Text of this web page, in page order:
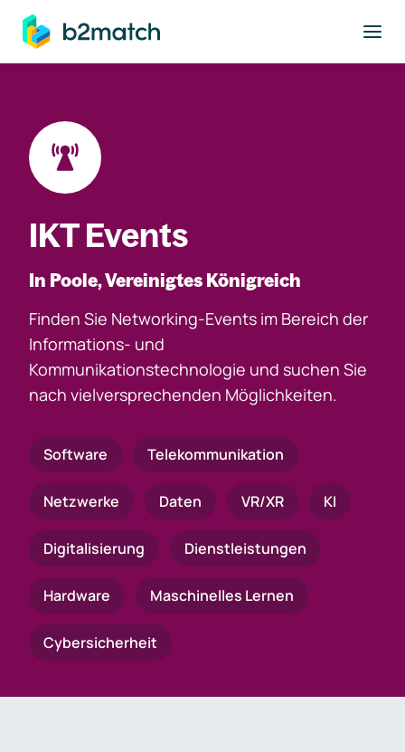
springen
IKT Events
In Poole, Vereinigtes Königreich
Finden Sie Networking-Events im Bereich der
Informations- und
Kommunikationstechnologie und suchen Sie
nach vielversprechenden Möglichkeiten.
Software Telekommunikation
Netzwerke Daten VR/XR KI
Digitalisierung Dienstleistungen
Hardware Maschinelles Lernen
Cybersicherheit